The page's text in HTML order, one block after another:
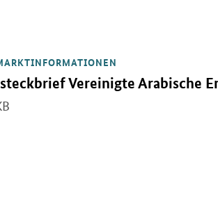
Vereinigte Arabische
in neuem Fenster.